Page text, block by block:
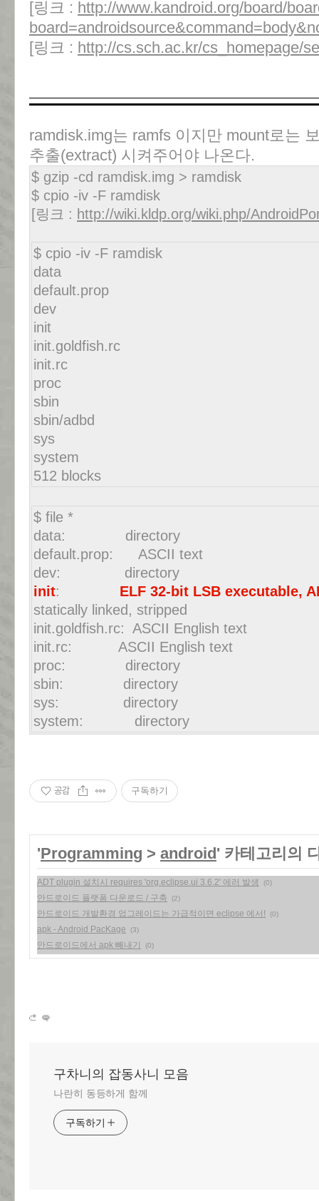
[링크 : http://www.kandroid.org/board/
[링크 : http://cs.sch.ac.kr/cs_homepage/
ramdisk.img는 ramfs 이지만 mount로는
추출(extract) 시켜주어야 나온다.
$ gzip -cd ramdisk.img > ramdisk
$ cpio -iv -F ramdisk
[링크 : http://wiki.kldp.org/wiki.php/
$ cpio -iv -F ramdisk
data
default.prop
dev
init
init.goldfish.rc
init.rc
proc
sbin
sbin/adbd
sys
system
512 blocks
$ file *
data: directory
default.prop: ASCII text
dev: directory
init: ELF 32-bit LSB executable,
statically linked, stripped
init.goldfish.rc: ASCII English text
init.rc: ASCII English text
proc: directory
sbin: directory
sys: directory
system: directory
공감 구독하기
'Programming > android' 카테고리의
ADT plugin 설치시 requires 'org.eclipse.ui 3.6.2' 에러 발생 (0)
안드로이드 플랫폼 다운로드 / 구축 (2)
안드로이드 개발환경 업그레이드는 가급적이면 eclipse 에서! (0)
apk - Android PacKage (3)
안드로이드에서 apk 빼내기 (0)
구차니의 잡동사니 모음
나란히 동등하게 함께
구독하기